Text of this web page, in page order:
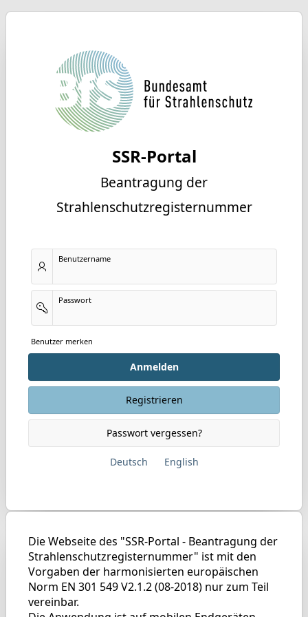
SSR-Portal
Beantragung der
Strahlenschutzregisternummer
Benutzername
Passwort
Benutzer merken
Anmelden
Registrieren
Passwort vergessen?
Deutsch English
Die Webseite des "SSR-Portal - Beantragung der
Strahlenschutzregisternummer" ist mit den
Vorgaben der harmonisierten europäischen
Norm EN 301 549 V2.1.2 (08-2018) nur zum Teil
vereinbar.